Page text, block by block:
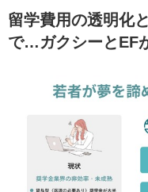
留学費用の透明化
で…ガクシーとEF